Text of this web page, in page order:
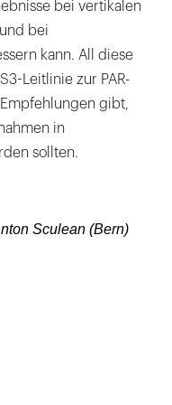
bei vertikalen
bei
kann. All diese
Leitlinie zur PAR-
gibt,
in
sollten.
Sculean (Bern)